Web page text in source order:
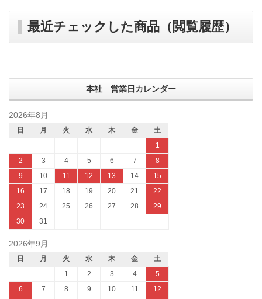
最近チェックした商品（閲覧履歴）
本社 営業日カレンダー
2026年8月
日 月 火 水 木 金
土
1
2
3 4 5 6 7
8
9
10 11 12 13 14
15
16
17 18 19 20 21
22
23
24 25 26 27 28
29
30
31
2026年9月
日 月 火 水 木 金
土
1
2 3 4
5
6
7 8 9 10 11
12